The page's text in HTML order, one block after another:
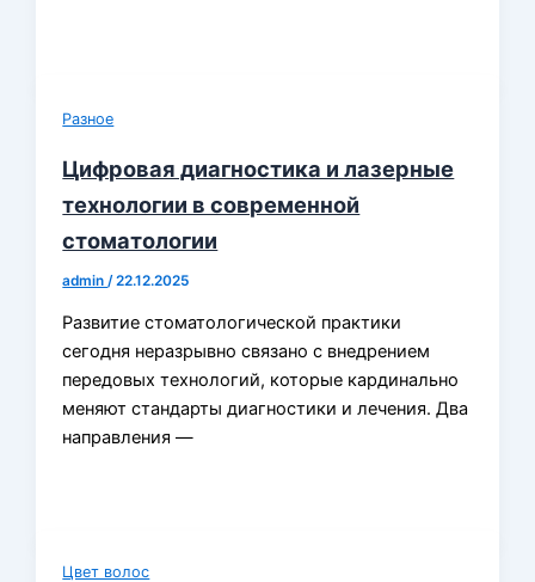
Разное
Цифровая диагностика и лазерные
технологии в современной
стоматологии
admin /22.12.2025
Развитие стоматологической практики
сегодня неразрывно связано с внедрением
передовых технологий, которые кардинально
меняют стандарты диагностики и лечения. Два
направления —
Цвет волос